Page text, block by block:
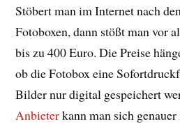
Stöbert man im Internet nach
Fotoboxen, dann stößt man vor
bis zu 400 Euro. Die Preise
ob die Fotobox eine
Bilder nur digital gespeichert
Anbieterkann man sich